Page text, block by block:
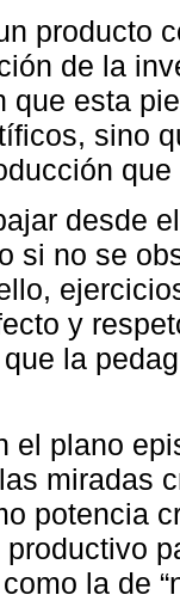
producto
de la
que esta
sino
desde
si no se
y
la
el plano
miradas
potencia
la de